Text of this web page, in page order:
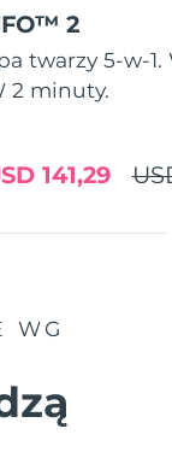
2
twarzy 5-w-
2 minuty.
141,29
WG